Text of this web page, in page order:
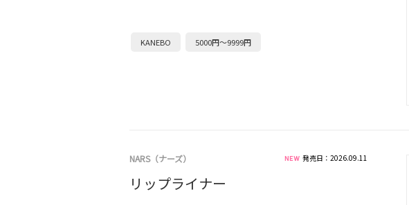
KANEBO 5000円～9999円
NARS（ナーズ） 発売日：2026.09.11
リップライナー